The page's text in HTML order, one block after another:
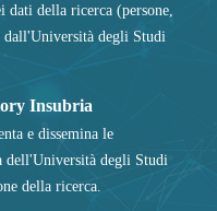
dati della ricerca (persone,
degli Studi
Insubria
e dissemina le
dell'Università degli Studi
della ricerca.